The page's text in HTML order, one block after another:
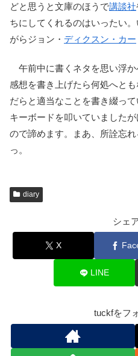
どと思うと文庫のほうで講談社
ちにしてくれるのはいったい
がらジョン・ ディクスン・カー
午前中に書くネタを思い浮
感想を書き上げたら何処へと
だらと適当なことを書き綴っ
キーボードを叩いていました
ので諦めます。まあ、所詮忘
っ。
diary
シェ
X
LINE
tuckfをフ